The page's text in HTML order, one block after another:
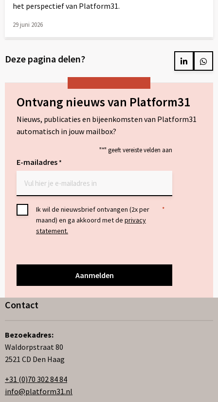
het perspectief van Platform31.
29 juni 2026
over
Deze pagina delen?
Delen
LinkedIn
Ontvang nieuws van Platform31
Nieuws, publicaties en bijeenkomsten van Platform31
automatisch in jouw mailbox?
"*" geeft vereiste velden aan
E-mailadres*
Toestemming
Ik wil de nieuwsbrief ontvangen (2x per
maand) en ga akkoord met de privacy
statement.
*
Contact
Bezoekadres:
Waldorpstraat 80
2521 CD Den Haag
+31 (0)70 302 84 84
info@platform31.nl